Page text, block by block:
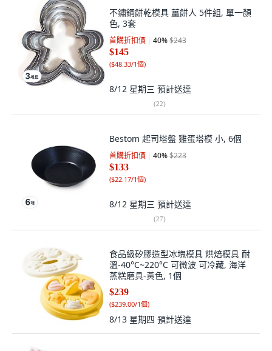
不鏽鋼餅乾模具 薑餅人 5件組, 單一顏
色, 3套
首購折扣價 40%$243
$145
($48.33/1個)
8/12 星期三 預計送達
(22)
Bestom 起司塔盤 雞蛋塔模 小, 6個
首購折扣價 40%$223
$133
($22.17/1個)
8/12 星期三 預計送達
(27)
食品級矽膠造型冰塊模具 烘焙模具 耐
溫-40°C~220°C 可微波 可冷藏, 海洋
蒸糕磨具-黃色, 1個
$239
($239.00/1個)
8/13 星期四 預計送達